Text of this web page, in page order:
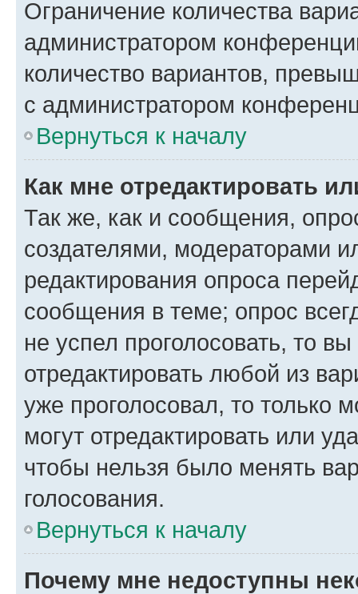
Ограничение количества
администратором
количество вариантов,
с администратором
Вернуться к началу
Как мне отредактировать
Так же, как и сообщения,
создателями, модераторами
редактирования опроса
сообщения в теме; опрос
не успел проголосовать, то
отредактировать любой из
уже проголосовал, то только
могут отредактировать или
чтобы нельзя было менять
голосования.
Вернуться к началу
Почему мне недоступны